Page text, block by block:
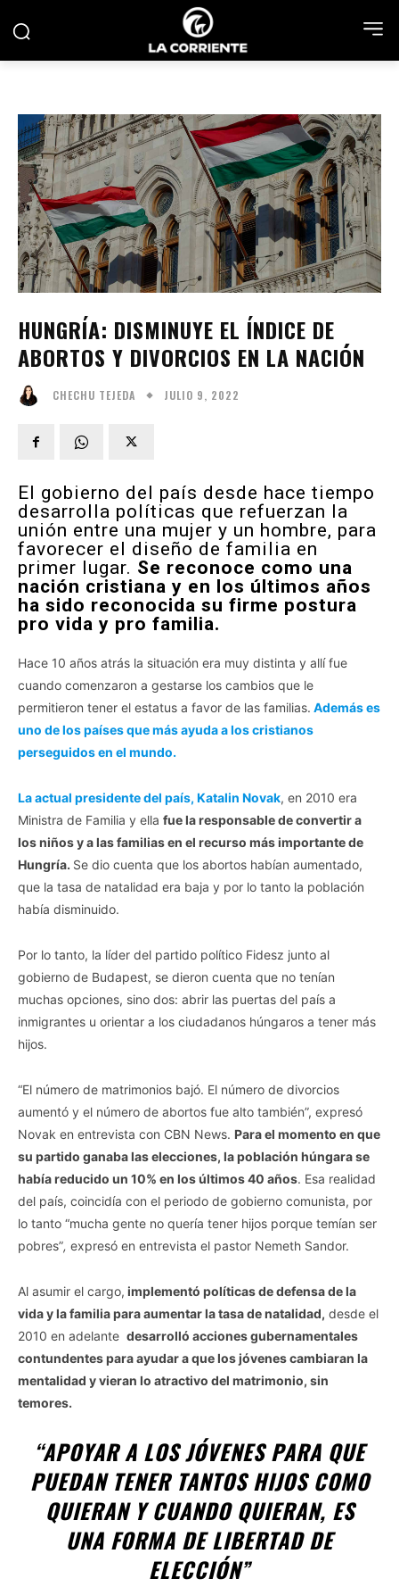
HUNGRÍA: DISMINUYE EL ÍNDICE DE
ABORTOS Y DIVORCIOS EN LA NACIÓN
CHECHU TEJEDA JULIO 9, 2022
El gobierno del país desde hace tiempo
desarrolla políticas que refuerzan la
unión entre una mujer y un hombre, para
favorecer el diseño de familia en
primer lugar. Se reconoce como una
nación cristiana y en los últimos años
ha sido reconocida su firme postura
pro vida y pro familia.
Hace 10 años atrás la situación era muy distinta y allí fue
cuando comenzaron a gestarse los cambios que le
permitieron tener el estatus a favor de las familias. Además es
uno de los países que más ayuda a los cristianos
perseguidos en el mundo.
La actual presidente del país, Katalin Novak, en 2010 era
Ministra de Familia y ella fue la responsable de convertir a
los niños y a las familias en el recurso más importante de
Hungría. Se dio cuenta que los abortos habían aumentado,
que la tasa de natalidad era baja y por lo tanto la población
había disminuido.
Por lo tanto, la líder del partido político Fidesz junto al
gobierno de Budapest, se dieron cuenta que no tenían
muchas opciones, sino dos: abrir las puertas del país a
inmigrantes u orientar a los ciudadanos húngaros a tener más
hijos.
“El número de matrimonios bajó. El número de divorcios
aumentó y el número de abortos fue alto también”, expresó
Novak en entrevista con CBN News. Para el momento en que
su partido ganaba las elecciones, la población húngara se
había reducido un 10% en los últimos 40 años. Esa realidad
del país, coincidía con el periodo de gobierno comunista, por
lo tanto “mucha gente no quería tener hijos porque temían ser
pobres”, expresó en entrevista el pastor Nemeth Sandor.
Al asumir el cargo, implementó políticas de defensa de la
vida y la familia para aumentar la tasa de natalidad, desde el
2010 en adelante desarrolló acciones gubernamentales
contundentes para ayudar a que los jóvenes cambiaran la
mentalidad y vieran lo atractivo del matrimonio, sin
temores.
“APOYAR A LOS JÓVENESPARA QUE
PUEDAN TENER TANTOS HIJOS COMO
QUIERAN Y CUANDO QUIERAN, ES
UNA FORMA DE LIBERTAD DE
ELECCIÓN”